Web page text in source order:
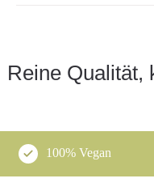
Reine Qualität,
100% Vegan